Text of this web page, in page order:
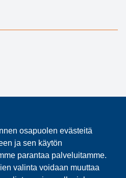
osapuolen evästeitä
ja sen käytön
parantaa palveluitamme.
valinta voidaan muuttaa